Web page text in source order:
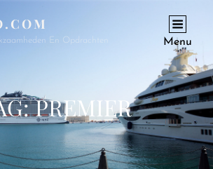
En Opdrachten Menu
PREMIER